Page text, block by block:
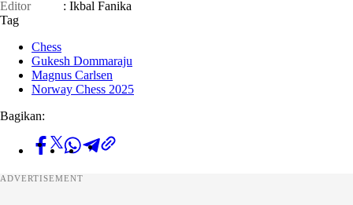
Editor
: Ikbal Fanika
Tag
Chess
Gukesh Dommaraju
Magnus Carlsen
Norway Chess 2025
Bagikan:
ADVERTISEMENT